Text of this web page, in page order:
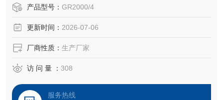
起和凹槽。
离
产品型号： GR2000/4
更新时间： 2026-07-06
厂商性质： 生产厂家
访 问 量 ： 308
服务热线